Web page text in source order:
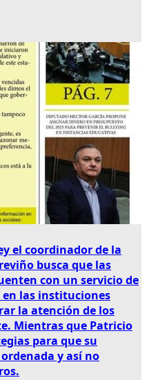
el coordinador de la
busca que las
con un servicio de
en las instituciones
la atención de los
Mientras que Patricio
para que su
y así no